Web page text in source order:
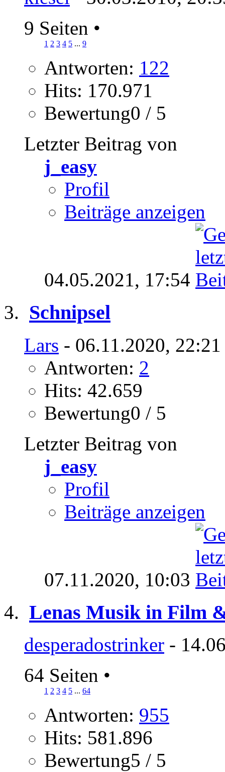
9 Seiten •
1 2 3 4 5 ... 9
Antworten: 122
Hits: 170.971
Bewertung0 / 5
Letzter Beitrag von
j_easy
Profil
Beiträge anzeigen
04.05.2021, 17:54
Schnipsel
Lars - 06.11.2020,
Antworten: 2
Hits: 42.659
Bewertung0 / 5
Letzter Beitrag von
j_easy
Profil
Beiträge anzeigen
07.11.2020, 10:03
Lenas Musik in Film
desperadostrinker -
64 Seiten •
1 2 3 4 5 ... 64
Antworten: 955
Hits: 581.896
Bewertung5 / 5